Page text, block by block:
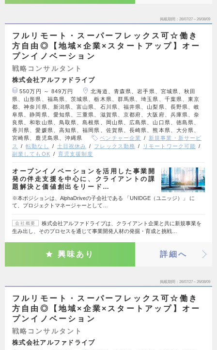
掲載期間 26/07/27～26/08/09
フルリモート・スーパーフレックス可☆働き
方自由◎【地域×企業×スタートアップ】オー
プンイノベーション
戦略コンサルタント
株式会社アルファドライブ
550万円 ～ 849万円
北海道、青森県、岩手県、宮城県、秋田
県、山形県、福島県、茨城県、栃木県、群馬県、埼玉県、千葉県、東京
都、神奈川県、新潟県、富山県、石川県、福井県、山梨県、長野県、岐
阜県、静岡県、愛知県、三重県、滋賀県、京都府、大阪府、兵庫県、奈
良県、和歌山県、鳥取県、島根県、岡山県、広島県、山口県、徳島県、
香川県、愛媛県、高知県、福岡県、佐賀県、長崎県、熊本県、大分県、
宮崎県、鹿児島県、沖縄県
ベンチャー企業
新規事業・新サービ
ス
転勤なし 土日祝休み フレックス勤務
リモートワーク可能
副業してもOK
育児支援制度
オープンイノベーションを活用した事業開
発の伴走支援を中心に、クライアントの課
題解決と価値創出をリード…
※本ポジションは、AlphaDriveの子会社である 「UNIDGE（ユニッジ）」 に
て、プロジェクトマネージャーとして…
会社概要
株式会社アルファドライブは、クライアント企業と共に新規事業を
生み出し、そのプロセスを通じて事業開発人材の発掘・育成と挑戦…
興味あり 詳細へ
掲載期間 26/07/27～26/08/09
フルリモート・スーパーフレックス可☆働き
方自由◎【地域×企業×スタートアップ】オー
プンイノベーション
戦略コンサルタント
株式会社アルファドライブ